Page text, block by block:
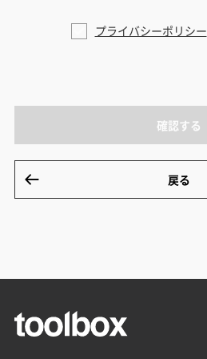
プライバシーポリシー
戻る
確認する